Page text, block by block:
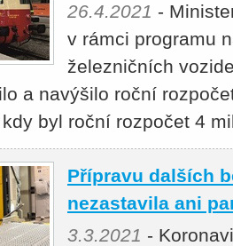
26.4.2021 -
v rámci programu
železničních
a navýšilo roční
byl roční rozpočet 4
Přípravu dalších
nezastavila ani
3.3.2021 -